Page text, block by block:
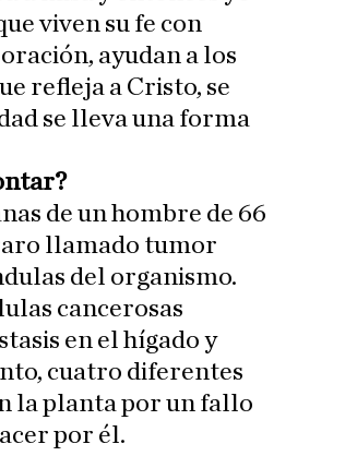
viven su fe con
ayudan a los
refleja a Cristo, se
se lleva una forma
de un hombre de 66
llamado tumor
del organismo.
cancerosas
en el hígado y
cuatro diferentes
la planta por un fallo
por él.